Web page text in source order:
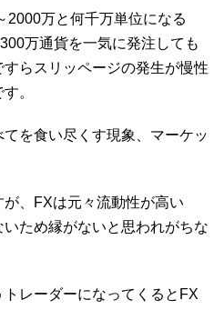
2000万と何千万単位になる
万通貨を一気に発注しても
らスリッページの発生が慢性
。
を食い尽くす現象、マーケッ
、FXは元々流動性が高い
ため縁がないと思われがちな
レーダーになってくるとFX